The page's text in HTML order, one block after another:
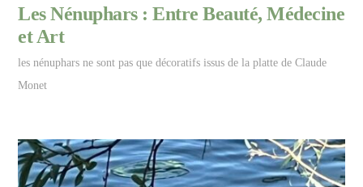
Les Nénuphars : Entre Beauté, Médecine
et Art
les nénuphars ne sont pas que décoratifs issus de la platte de Claude
Monet